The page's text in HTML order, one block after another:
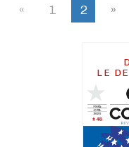
« 1 2 »
LE